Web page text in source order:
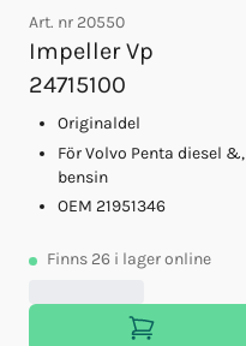
Art. nr 20550
Impeller Vp
24715100
Originaldel
För Volvo Penta diesel &,
bensin
OEM 21951346
Finns 26 i lager online